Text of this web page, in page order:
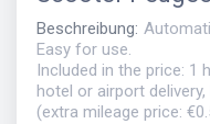
Beschreibung:
Easy for use.
Included in the price: 1
hotel or airport
(extra mileage price: